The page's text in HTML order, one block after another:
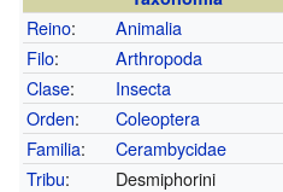
Reino:
Animalia
Filo:
Arthropoda
Clase:
Insecta
Orden:
Coleoptera
Familia:
Cerambycidae
Tribu:
Desmiphorini